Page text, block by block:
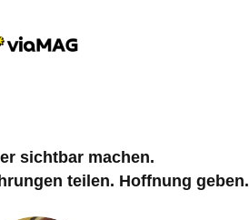
sichtbar machen.
teilen. Hoffnung geben.